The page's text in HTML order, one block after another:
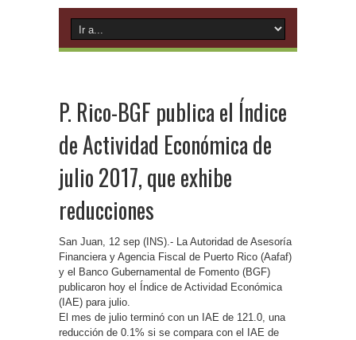
P. Rico-BGF publica el Índice
de Actividad Económica de
julio 2017, que exhibe
reducciones
San Juan, 12 sep (INS).- La Autoridad de Asesoría
Financiera y Agencia Fiscal de Puerto Rico (Aafaf)
y el Banco Gubernamental de Fomento (BGF)
publicaron hoy el Índice de Actividad Económica
(IAE) para julio.
El mes de julio terminó con un IAE de 121.0, una
reducción de 0.1% si se compara con el IAE de